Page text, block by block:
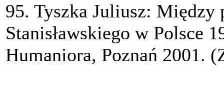
95. Tyszka Juliusz: Między
Stanisławskiego w Polsce
Humaniora, Poznań 2001.